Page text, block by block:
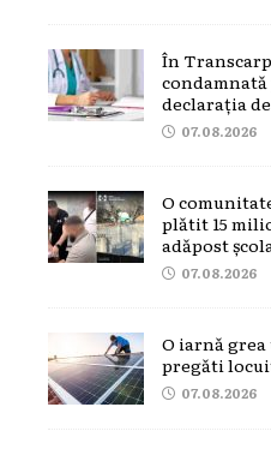
În
condamnată
declarația
07.08.2026
O
plătit 15
adăpost
07.08.2026
O iarnă grea
pregăti
07.08.2026